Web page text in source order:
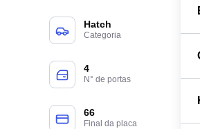
Hatch
Categoria
4
N° de portas
66
Final da placa